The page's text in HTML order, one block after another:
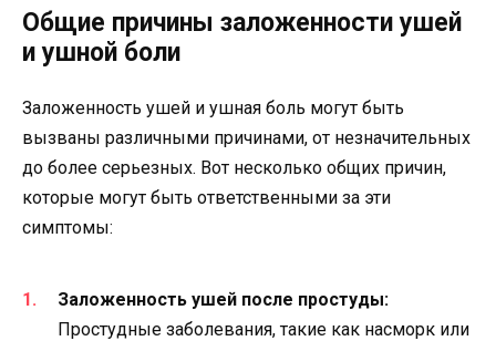
Общие причины заложенности ушей
и ушной боли
Заложенность ушей и ушная боль могут быть
вызваны различными причинами, от незначительных
до более серьезных. Вот несколько общих причин,
которые могут быть ответственными за эти
симптомы:
Заложенность ушей после простуды:
Простудные заболевания, такие как насморк или